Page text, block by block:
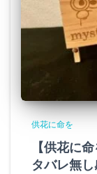
供花に命を
【供花に
タバレ無